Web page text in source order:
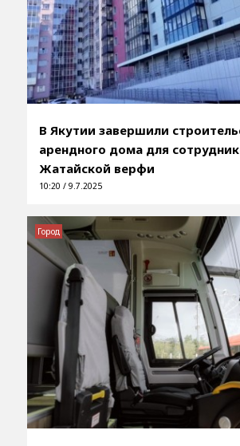
В Якутии завершили
арендного дома для
Жатайской верфи
10:20 / 9.7.2025
Город